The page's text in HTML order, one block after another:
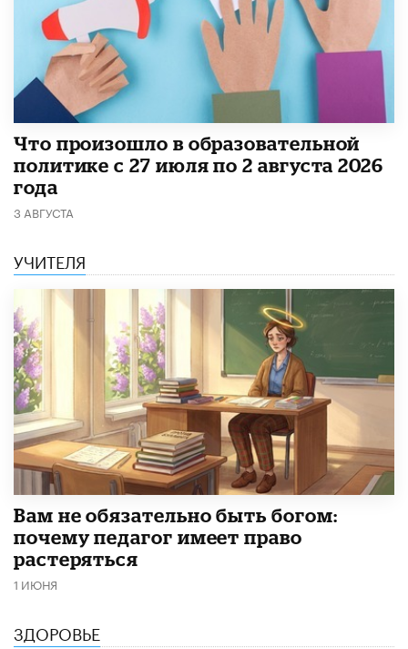
​Что произошло в образовательной
политике с 27 июля по 2 августа 2026
года
3 АВГУСТА
УЧИТЕЛЯ
​Вам не обязательно быть богом:
почему педагог имеет право
растеряться
1 ИЮНЯ
ЗДОРОВЬЕ